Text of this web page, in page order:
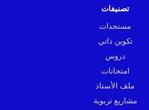
تصنيفات
مستجدات
تكوين ذاتي
دروس
امتحانات
ملف الأستاذ
مشاريع تربوية